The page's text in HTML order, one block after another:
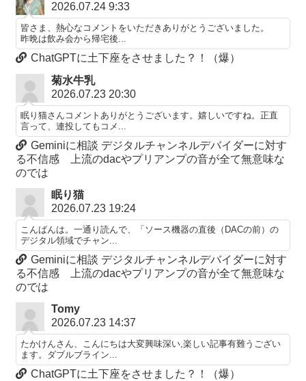
2026.07.24 9:33
皆さま、熱心なコメントをいただきありがとうございました。
昨晩は飲み会から帰宅後...
ChatGPTに土下座をさせました？！（爆）
菊水牛乳
2026.07.23 20:30
眠り猫さんコメントありがとうございます。嬉しいですね。正直
言って、連投してもコメ...
Geminiに相談 デジタルチャンネルデバイダーに対す
る不信感 上流のdacやプリアンプの音が全て無意味な
のでは
眠り猫
2026.07.23 19:24
こんばんは。一通り読んで、「ソース機器の直後（DACの前）の
デジタル領域でチャン...
Geminiに相談 デジタルチャンネルデバイダーに対す
る不信感 上流のdacやプリアンプの音が全て無意味な
のでは
Tomy
2026.07.23 14:37
たかけんさん、こんにちは大変興味深い,楽しい記事有難うござい
ます。ダブルブライン...
ChatGPTに土下座をさせました？！（爆）